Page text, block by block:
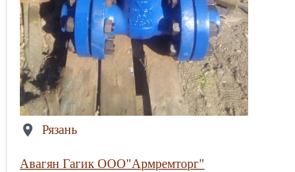
Рязань
Авагян Гагик ООО"Армремторг"